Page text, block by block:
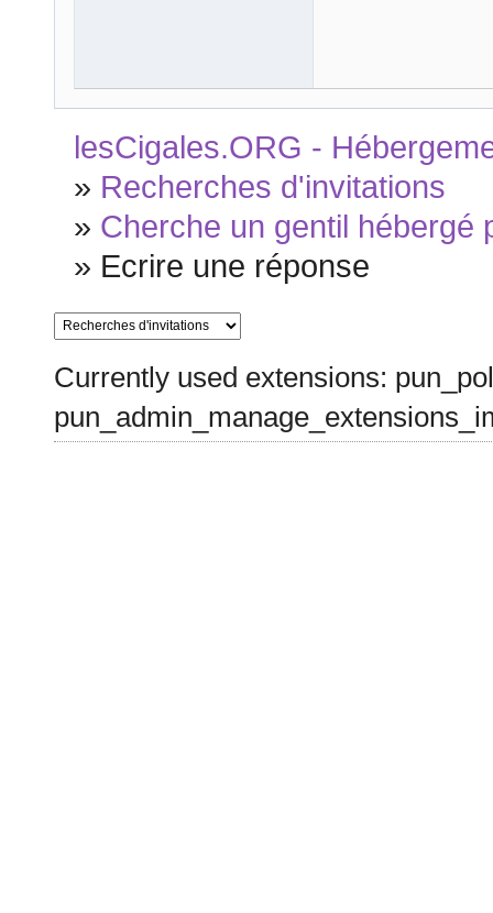
lesCigales.ORG -
» Recherches d'invitations
» Cherche un gentil hébergé
» Ecrire une réponse
Currently used extensions: